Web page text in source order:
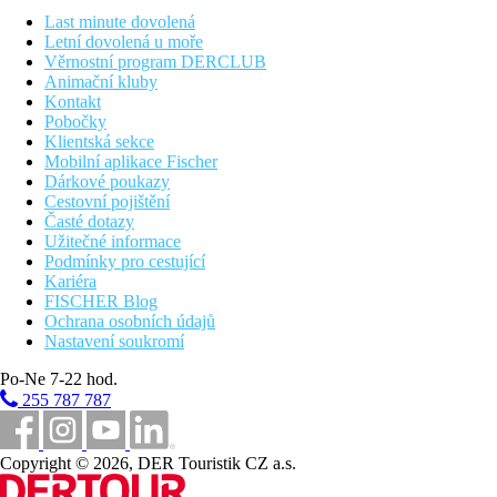
Druh pláže
Bazény
Bar u bazénu
Lehátka u bazénu
Slunečníky u bazénu
Fotogalerie
Last minute dovolená
Letní dovolená u moře
Věrnostní program DERCLUB
Animační kluby
Kontakt
Pobočky
Klientská sekce
Mobilní aplikace Fischer
Dárkové poukazy
Cestovní pojištění
Časté dotazy
Užitečné informace
Podmínky pro cestující
Kariéra
FISCHER Blog
Ochrana osobních údajů
Nastavení soukromí
Po-Ne 7-22 hod.
255 787 787
Copyright © 2026, DER Touristik CZ a.s.